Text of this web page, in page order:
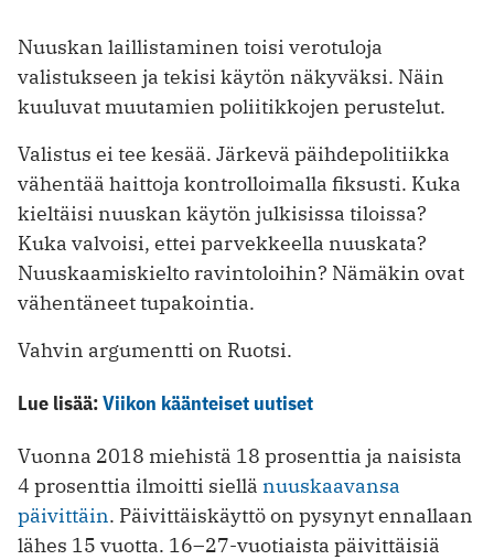
Nuuskan laillistaminen toisi verotuloja
valistukseen ja tekisi käytön näkyväksi. Näin
kuuluvat muutamien poliitikkojen perustelut.
Valistus ei tee kesää. Järkevä päihdepolitiikka
vähentää haittoja kontrolloimalla fiksusti. Kuka
kieltäisi nuuskan käytön julkisissa tiloissa?
Kuka valvoisi, ettei parvekkeella nuuskata?
Nuuskaamiskielto ravintoloihin? Nämäkin ovat
vähentäneet tupakointia.
Vahvin argumentti on Ruotsi.
Lue lisää:Viikon käänteiset uutiset
Vuonna 2018 miehistä 18 prosenttia ja naisista
4 prosenttia ilmoitti siellä nuuskaavansa
päivittäin. Päivittäiskäyttö on pysynyt ennallaan
lähes 15 vuotta. 16–27-vuotiaista päivittäisiä